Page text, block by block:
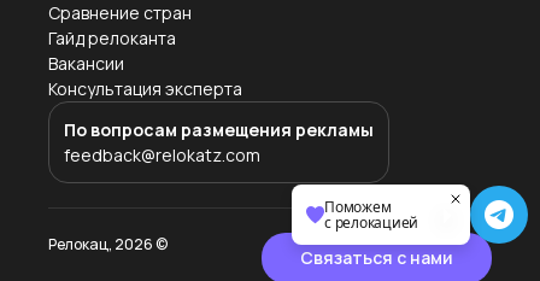
Сравнение стран
Гайд релоканта
Вакансии
Консультация эксперта
По вопросам размещения рекламы
feedback@relokatz.com
Релокац, 2026©
Связаться с нами
Поможем
с релокацией